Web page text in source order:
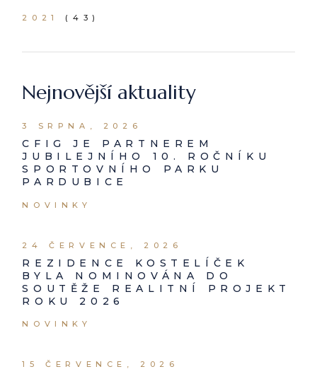
2021 (43)
Nejnovější aktuality
3 SRPNA, 2026
CFIG JE PARTNEREM
JUBILEJNÍHO 10. ROČNÍKU
SPORTOVNÍHO PARKU
PARDUBICE
NOVINKY
24 ČERVENCE, 2026
REZIDENCE KOSTELÍČEK
BYLA NOMINOVÁNA DO
SOUTĚŽE REALITNÍ PROJEKT
ROKU 2026
NOVINKY
15 ČERVENCE, 2026